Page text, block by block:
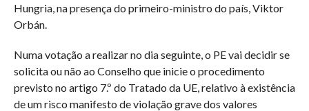
Hungria, na presença do primeiro-ministro do país, Viktor
Orbán.
Numa votação a realizar no dia seguinte, o PE vai decidir se
solicita ou não ao Conselho que inicie o procedimento
previsto no artigo 7.º do Tratado da UE, relativo à existência
de um risco manifesto de violação grave dos valores